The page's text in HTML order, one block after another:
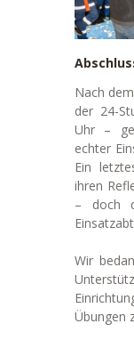
Nach
der 24-
Uhr –
echter
Ein
ihren
– doch
Wir
Übungen